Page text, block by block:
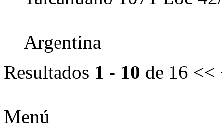
Argentina
Resultados 1 - 10 de 16 <<
Menú